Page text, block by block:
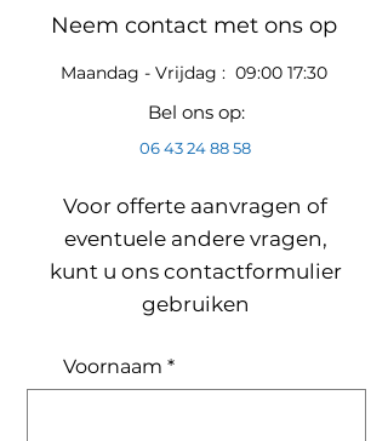
Neem contact met ons op
Maandag - Vrijdag : 09:00 17:30
Bel ons op:
06 43 24 88 58
Voor offerte aanvragen of
eventuele andere vragen,
kunt u ons contactformulier
gebruiken
Voornaam